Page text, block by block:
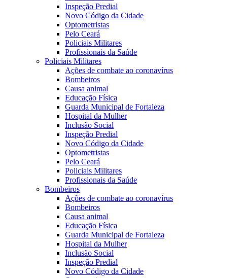
Inspeção Predial
Novo Código da Cidade
Optometristas
Pelo Ceará
Policiais Militares
Profissionais da Saúde
Policiais Militares
Ações de combate ao coronavírus
Bombeiros
Causa animal
Educação Física
Guarda Municipal de Fortaleza
Hospital da Mulher
Inclusão Social
Inspeção Predial
Novo Código da Cidade
Optometristas
Pelo Ceará
Policiais Militares
Profissionais da Saúde
Bombeiros
Ações de combate ao coronavírus
Bombeiros
Causa animal
Educação Física
Guarda Municipal de Fortaleza
Hospital da Mulher
Inclusão Social
Inspeção Predial
Novo Código da Cidade